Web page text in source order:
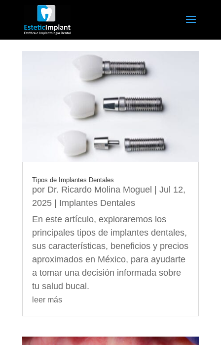
Tipos de Implantes Dentales
por Dr. Ricardo Molina Moguel | Jul 12,
2025| Implantes Dentales
En este artículo, exploraremos los
principales tipos de implantes dentales,
sus características, beneficios y precios
aproximados en México, para ayudarte
a tomar una decisión informada sobre
tu salud bucal.
leer más